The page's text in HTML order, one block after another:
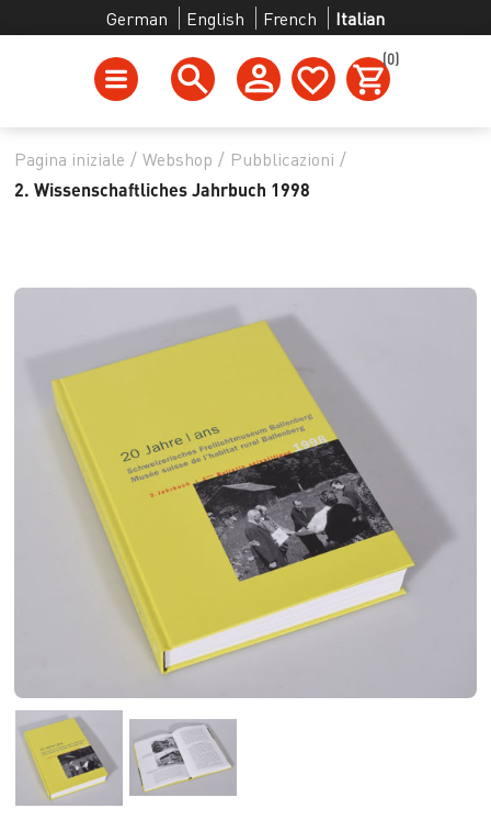
German English French Italian
(0)
Pagina iniziale / Webshop / Pubblicazioni /
2. Wissenschaftliches Jahrbuch 1998